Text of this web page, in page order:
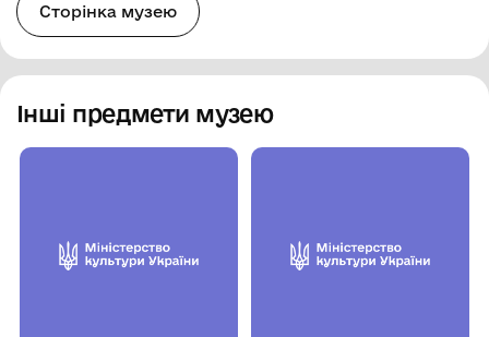
Сторінка музею
Інші предмети музею